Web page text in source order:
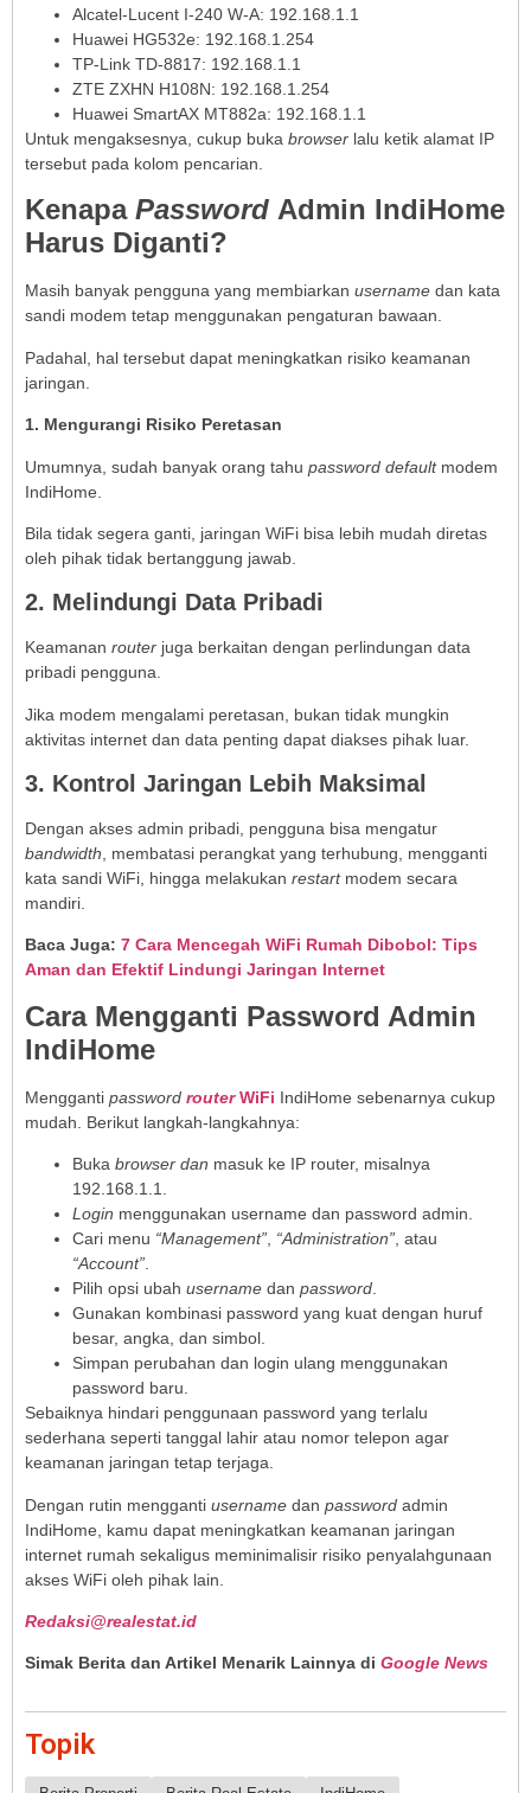
Alcatel-Lucent I-240 W-A: 192.168.1.1
Huawei HG532e: 192.168.1.254
TP-Link TD-8817: 192.168.1.1
ZTE ZXHN H108N: 192.168.1.254
Huawei SmartAX MT882a: 192.168.1.1
Untuk mengaksesnya, cukup buka browser lalu ketik alamat IP
tersebut pada kolom pencarian.
Kenapa Password Admin IndiHome
Harus Diganti?
Masih banyak pengguna yang membiarkan username dan kata
sandi modem tetap menggunakan pengaturan bawaan.
Padahal, hal tersebut dapat meningkatkan risiko keamanan
jaringan.
1. Mengurangi Risiko Peretasan
Umumnya, sudah banyak orang tahu password defaultmodem
IndiHome.
Bila tidak segera ganti, jaringan WiFi bisa lebih mudah diretas
oleh pihak tidak bertanggung jawab.
2. Melindungi Data Pribadi
Keamanan router juga berkaitan dengan perlindungan data
pribadi pengguna.
Jika modem mengalami peretasan, bukan tidak mungkin
aktivitas internet dan data penting dapat diakses pihak luar.
3. Kontrol Jaringan Lebih Maksimal
Dengan akses admin pribadi, pengguna bisa mengatur
bandwidth , membatasi perangkat yang terhubung, mengganti
kata sandi WiFi, hingga melakukan restartmodem secara
mandiri.
Baca Juga: 7 Cara Mencegah WiFi Rumah Dibobol: Tips
Aman dan Efektif Lindungi Jaringan Internet
Cara Mengganti Password Admin
IndiHome
Mengganti password routerWiFi IndiHome sebenarnya cukup
mudah. Berikut langkah-langkahnya:
Buka browser dan masuk ke IP router, misalnya
192.168.1.1.
Login menggunakan username dan password admin.
Cari menu “Management”, “Administration”, atau
“Account”.
Pilih opsi ubah username dan password.
Gunakan kombinasi password yang kuat dengan huruf
besar, angka, dan simbol.
Simpan perubahan dan login ulang menggunakan
password baru.
Sebaiknya hindari penggunaan password yang terlalu
sederhana seperti tanggal lahir atau nomor telepon agar
keamanan jaringan tetap terjaga.
Dengan rutin mengganti username dan password admin
IndiHome, kamu dapat meningkatkan keamanan jaringan
internet rumah sekaligus meminimalisir risiko penyalahgunaan
akses WiFi oleh pihak lain.
Redaksi@realestat.id
Simak Berita dan Artikel Menarik Lainnya di Google News
Topik